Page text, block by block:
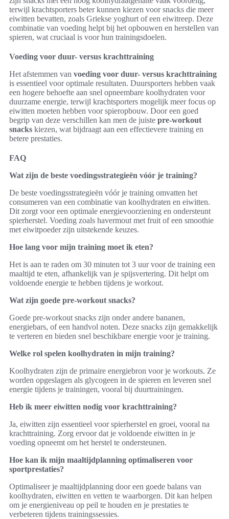
terwijl krachtsporters beter kunnen kiezen voor snacks die meer
eiwitten bevatten, zoals Griekse yoghurt of een eiwitreep. Deze
combinatie van voeding helpt bij het opbouwen en herstellen van
spieren, wat cruciaal is voor hun trainingsdoelen.
Voeding voor duur- versus krachttraining
Het afstemmen van voeding voor duur- versus krachttraining
is essentieel voor optimale resultaten. Duursporters hebben vaak
een hogere behoefte aan snel opneembare koolhydraten voor
duurzame energie, terwijl krachtsporters mogelijk meer focus op
eiwitten moeten hebben voor spieropbouw. Door een goed
begrip van deze verschillen kan men de juiste pre-workout
snacks kiezen, wat bijdraagt aan een effectievere training en
betere prestaties.
FAQ
Wat zijn de beste voedingsstrategieën vóór je training?
De beste voedingsstrategieën vóór je training omvatten het
consumeren van een combinatie van koolhydraten en eiwitten.
Dit zorgt voor een optimale energievoorziening en ondersteunt
spierherstel. Voeding zoals havermout met fruit of een smoothie
met eiwitpoeder zijn uitstekende keuzes.
Hoe lang voor mijn training moet ik eten?
Het is aan te raden om 30 minuten tot 3 uur voor de training een
maaltijd te eten, afhankelijk van je spijsvertering. Dit helpt om
voldoende energie te hebben tijdens je workout.
Wat zijn goede pre-workout snacks?
Goede pre-workout snacks zijn onder andere bananen,
energiebars, of een handvol noten. Deze snacks zijn gemakkelijk
te verteren en bieden snel beschikbare energie voor je training.
Welke rol spelen koolhydraten in mijn training?
Koolhydraten zijn de primaire energiebron voor je workouts. Ze
worden opgeslagen als glycogeen in de spieren en leveren snel
energie tijdens je trainingen, vooral bij duurtrainingen.
Heb ik meer eiwitten nodig voor krachttraining?
Ja, eiwitten zijn essentieel voor spierherstel en groei, vooral na
krachttraining. Zorg ervoor dat je voldoende eiwitten in je
voeding opneemt om het herstel te ondersteunen.
Hoe kan ik mijn maaltijdplanning optimaliseren voor
sportprestaties?
Optimaliseer je maaltijdplanning door een goede balans van
koolhydraten, eiwitten en vetten te waarborgen. Dit kan helpen
om je energieniveau op peil te houden en je prestaties te
verbeteren tijdens trainingssessies.